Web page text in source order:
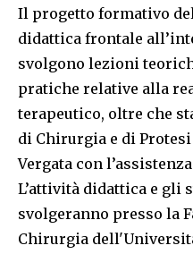
Il progetto formativo
didattica frontale
svolgono lezioni
pratiche relative alla
terapeutico, oltre che
di Chirurgia e di
Vergata con
L’attività didattica e gli
svolgeranno presso la
Chirurgia